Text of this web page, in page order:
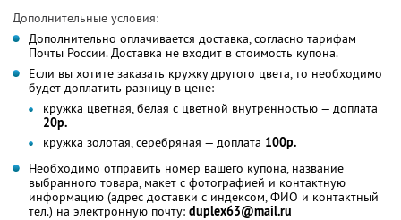
Дополнительные условия:
Дополнительно оплачивается доставка, согласно тарифам
Почты России. Доставка не входит в стоимость купона.
Если вы хотите заказать кружку другого цвета, то необходимо
будет доплатить разницу в цене:
кружка цветная, белая с цветной внутренностью — доплата
20р.
кружка золотая, серебряная — доплата 100р.
Необходимо отправить номер вашего купона, название
выбранного товара, макет с фотографией и контактную
информацию (адрес доставки с индексом, ФИО и контактный
тел.) на электронную почту: duplex63@mail.ru